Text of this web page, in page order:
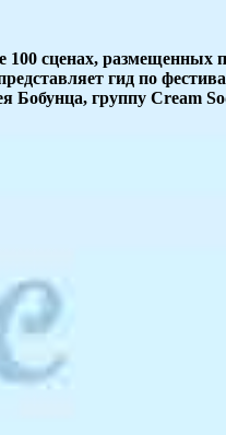
сценах, размещенных
гид по
группу Cream